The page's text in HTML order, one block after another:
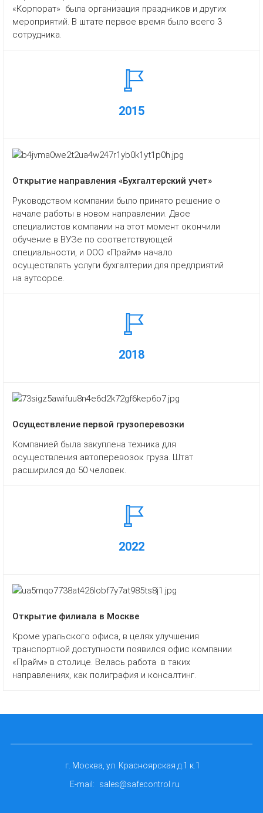
«Корпорат» была организация праздников и других
мероприятий. В штате первое время было всего 3
сотрудника.
2015
Открытие направления «Бухгалтерский учет»
Руководством компании было принято решение о
начале работы в новом направлении. Двое
специалистов компании на этот момент окончили
обучение в ВУЗе по соответствующей
специальности, и ООО «Прайм» начало
осуществлять услуги бухгалтерии для предприятий
на аутсорсе.
2018
Осуществление первой грузоперевозки
Компанией была закуплена техника для
осуществления автоперевозок груза. Штат
расширился до 50 человек.
2022
Открытие филиала в Москве
Кроме уральского офиса, в целях улучшения
транспортной доступности появился офис компании
«Прайм» в столице. Велась работа в таких
направлениях, как полиграфия и консалтинг.
г. Москва, ул. Красноярская д.1 к.1
E-mail:
sales@safecontrol.ru